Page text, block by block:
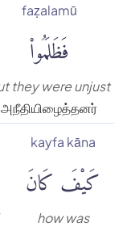
faẓalamū
فَظَلَمُوا۟
they were unjust
அநீதியிழைத்தனர்
kayfa kāna
كَيْفَ كَانَ
how was